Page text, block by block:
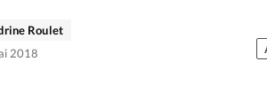
a trouvé la vérité qu’elle…
Roulet
2018